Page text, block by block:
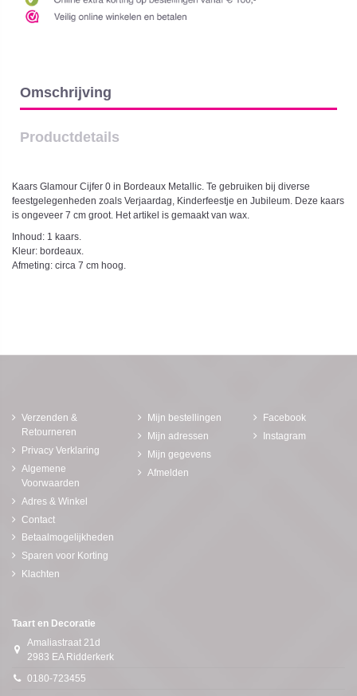
Omschrijving
Productdetails
Kaars Glamour Cijfer 0 in Bordeaux Metallic. Te gebruiken bij diverse
feestgelegenheden zoals Verjaardag, Kinderfeestje en Jubileum. Deze kaars
is ongeveer 7 cm groot. Het artikel is gemaakt van wax.
Inhoud: 1 kaars.
Kleur: bordeaux.
Afmeting: circa 7 cm hoog.
Verzenden &
Retourneren
Privacy Verklaring
Algemene
Voorwaarden
Adres & Winkel
Contact
Betaalmogelijkheden
Sparen voor Korting
Klachten
Mijn bestellingen
Mijn adressen
Mijn gegevens
Afmelden
Facebook
Instagram
Taart en Decoratie
Amaliastraat 21d
2983 EA Ridderkerk
0180-723455